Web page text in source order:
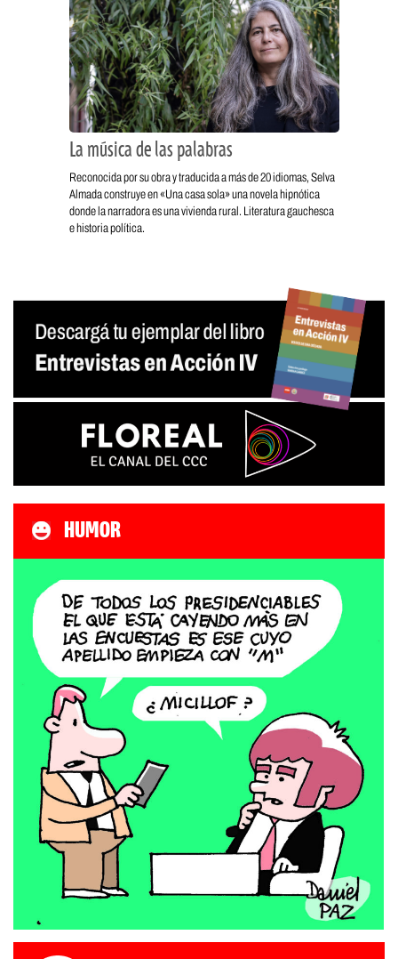
La música de las palabras
Reconocida por su obra y traducida a más de 20 idiomas, Selva
Almada construye en «Una casa sola» una novela hipnótica
donde la narradora es una vivienda rural. Literatura gauchesca
e historia política.
HUMOR